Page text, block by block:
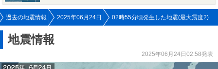
過去の地震情報 2025年06月24日 02時55分頃発生した地震(最大震度2)
地震情報
2025年06月24日02:58発表